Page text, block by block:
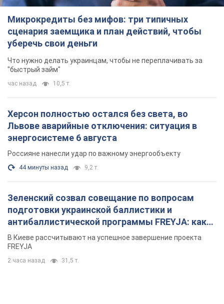
Микрокредиты без мифов: три типичных
сценария заемщика и план действий, чтобы
уберечь свои деньги
Что нужно делать украинцам, чтобы не переплачивать за
"быстрый займ"
час назад 10,5 т.
Херсон полностью остался без света, во
Львове аварийные отключения: ситуация в
энергосистеме 6 августа
Россияне нанесли удар по важному энергообъекту
44 минуты назад 9,2 т.
Зеленский созвал совещание по вопросам
подготовки украинской баллистики и
антибаллистической программы FREYJA: какие
решения готовятся
В Киеве рассчитывают на успешное завершение проекта
FREYJA
2 часа назад 31,5 т.